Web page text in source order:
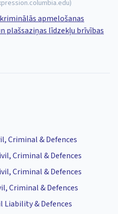
)
apmelošanas
plašsaziņas līdzekļu brīvības
Criminal & Defences
Criminal & Defences
Criminal & Defences
Criminal & Defences
Liability & Defences